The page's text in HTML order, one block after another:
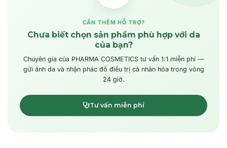
CẦN THÊM HỖ TRỢ?
Chưa biết chọn sản phẩm phù hợp với da
của bạn?
Chuyên gia của PHARMA COSMETICS tư vấn 1:1 miễn phí —
gửi ảnh da và nhận phác đồ điều trị cá nhân hóa trong vòng
24 giờ.
Tư vấn miễn phí